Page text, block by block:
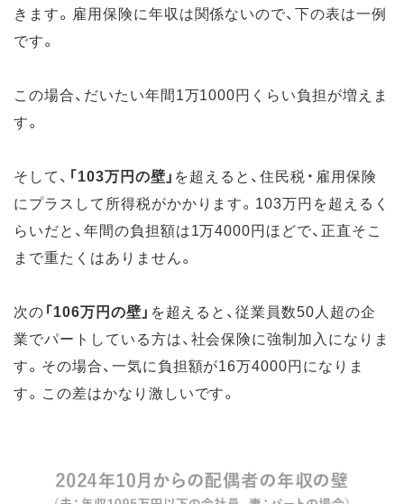
きます。雇用保険に年収は関係ないので、下の表は一例
です。
この場合、だいたい年間1万1000円くらい負担が増えま
す。
そして、 「103万円の壁」 を超えると、住民税・雇用保険
にプラスして所得税がかかります。103万円を超えるく
らいだと、年間の負担額は1万4000円ほどで、正直そこ
まで重たくはありません。
次の「106万円の壁」 を超えると、従業員数50人超の企
業でパートしている方は、社会保険に強制加入になりま
す。その場合、一気に負担額が16万4000円になりま
す。この差はかなり激しいです。